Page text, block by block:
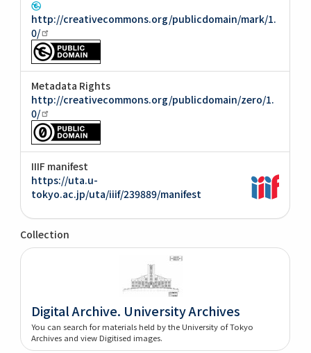
http://creativecommons.org/publicdomain/mark/1.
0/
Metadata Rights
http://creativecommons.org/publicdomain/zero/1.
0/
IIIF manifest
https://uta.u-
tokyo.ac.jp/uta/iiif/239889/manifest
Collection
Digital Archive. University Archives
You can search for materials held by the University of Tokyo
Archives and view Digitised images.